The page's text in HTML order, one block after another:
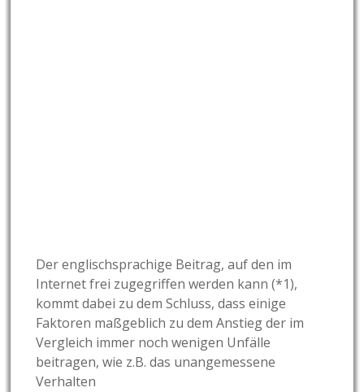
Der englischsprachige Beitrag, auf den im
Internet frei zugegriffen werden kann (*1),
kommt dabei zu dem Schluss, dass einige
Faktoren maßgeblich zu dem Anstieg der im
Vergleich immer noch wenigen Unfälle
beitragen, wie z.B. das unangemessene
Verhalten